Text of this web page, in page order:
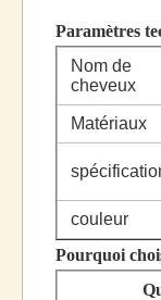
Paramètres
Nom de
cheveux
Matériaux
couleur
Pourquoi